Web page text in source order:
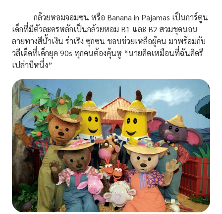
กล้วยหอมจอมซน หรือ Banana in Pajamas เป็นการ์ตูน
เด็กที่มีตัวละครหลักเป็นกล้วยหอม B1 และ B2 สวมชุดนอน
ลายทางสีน้ำเงิน ร่าเริง ซุกซน ชอบช่วยเหลือผู้คน มาพร้อมกับ
วลีเด็ดที่เด็กยุค 90s ทุกคนต้องคุ้นหู “นายคิดเหมือนที่ฉันคิดรึ
เปล่าบีหนึ่ง”